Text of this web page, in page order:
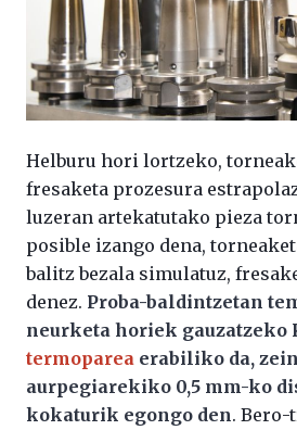
Helburu hori lortzeko,
fresaketa prozesura
luzeran artekatutako pieza
posible izango dena,
balitz bezala simulatuz,
denez. Proba-baldintzetan
neurketa horiek gauzatzeko
termoparea erabiliko da,
aurpegiarekiko 0,5 mm-ko
kokaturik egongo den.